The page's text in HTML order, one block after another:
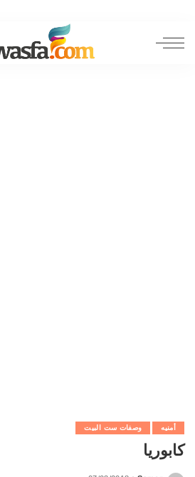
أمنيه وصفات ست البيت
كابوريا